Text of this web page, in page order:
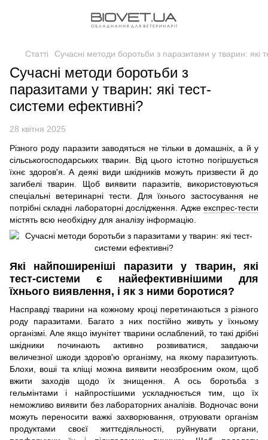
Статті Сучасні методи боротьби з паразитами у тварин: які
Сучасні методи боротьби з
паразитами у тварин: які тест-
системи ефективні?
28 квітня 2025
Різного роду паразити заводяться не тільки в домашніх, а й у
сільськогосподарських тварин. Від цього істотно погіршується
їхнє здоров'я. А деякі види шкідників можуть призвести й до
загибелі тварин. Щоб виявити паразитів, використовуються
спеціальні ветеринарні тести. Для їхнього застосування не
потрібні складні лабораторні дослідження. Адже експрес-тести
містять всю необхідну для аналізу інформацію.
Які найпоширеніші паразити у тварин, які
тест-системи є найефективнішими для
їхнього виявлення, і як з ними боротися?
Насправді тварини на кожному кроці перетинаються з різного
роду паразитами. Багато з них постійно живуть у їхньому
організмі. Але якщо імунітет тварини ослаблений, то такі дрібні
шкідники починають активно розвиватися, завдаючи
величезної шкоди здоров'ю організму, на якому паразитують.
Блохи, воші та кліщі можна виявити неозброєним оком, щоб
вжити заходів щодо їх знищення. А ось боротьба з
гельмінтами і найпростішими ускладнюється тим, що їх
неможливо виявити без лабораторних аналізів. Водночас вони
можуть переносити важкі захворювання, отруювати організм
продуктами своєї життєдіяльності, руйнувати органи,